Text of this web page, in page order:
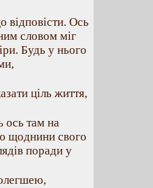
відповісти. Ось
словом міг
Будь у нього
ціль життя,
ось там на
щоднини свого
поради у